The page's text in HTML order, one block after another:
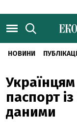
НОВИНИ
паспорт
даними